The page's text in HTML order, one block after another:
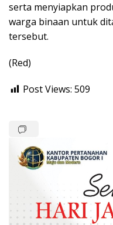
serta menyiapkan
warga binaan untuk
tersebut.
(Red)
Post Views: 509